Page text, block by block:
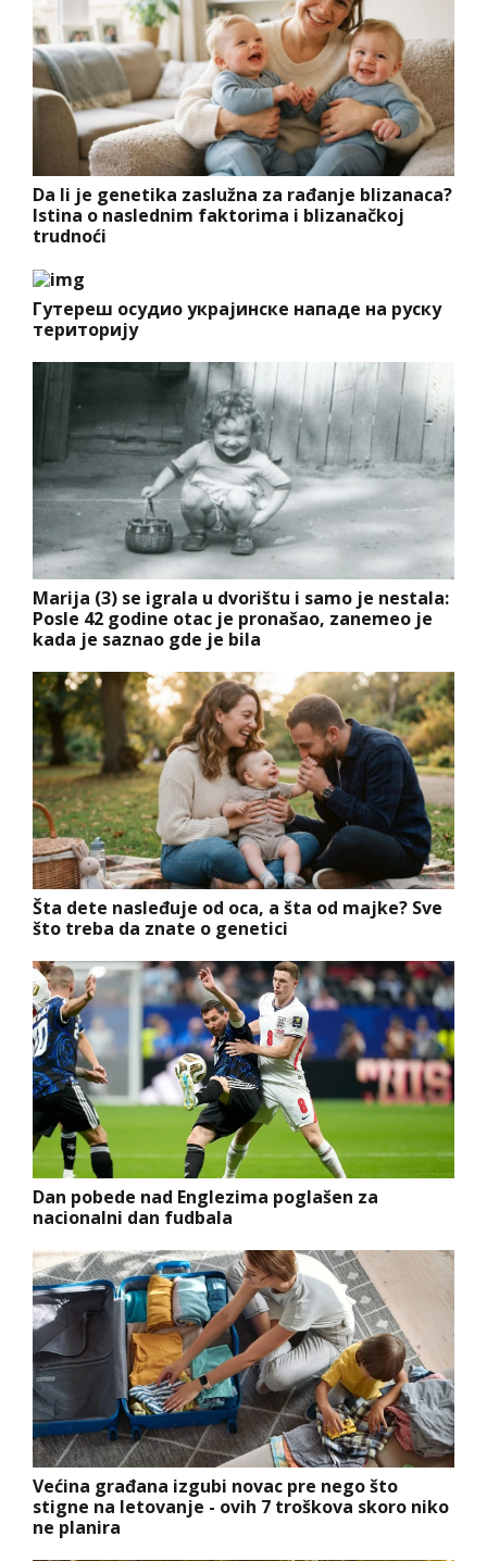
Da li je genetika zaslužna za rađanje blizanaca?
Istina o naslednim faktorima i blizanačkoj
trudnoći
Гутереш осудио украјинске нападе на руску
територију
Marija (3) se igrala u dvorištu i samo je nestala:
Posle 42 godine otac je pronašao, zanemeo je
kada je saznao gde je bila
Šta dete nasleđuje od oca, a šta od majke? Sve
što treba da znate o genetici
Dan pobede nad Englezima poglašen za
nacionalni dan fudbala
Većina građana izgubi novac pre nego što
stigne na letovanje - ovih 7 troškova skoro niko
ne planira